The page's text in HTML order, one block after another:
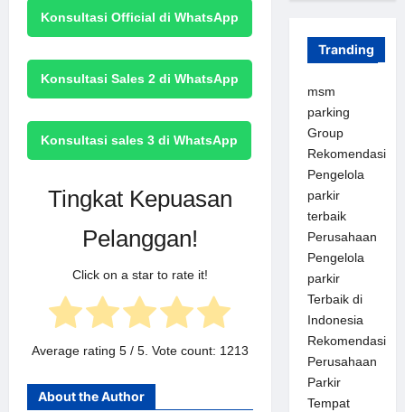
Konsultasi Official di WhatsApp
Konsultasi Sales 2 di WhatsApp
Konsultasi sales 3 di WhatsApp
Tingkat Kepuasan
Pelanggan!
Click on a star to rate it!
Average rating 5/ 5. Vote count: 1213
About the Author
Tranding
msm
parking
Group
Rekomendasi
Pengelola
parkir
terbaik
Perusahaan
Pengelola
parkir
Terbaik di
Indonesia
Rekomendasi
Perusahaan
Parkir
Tempat